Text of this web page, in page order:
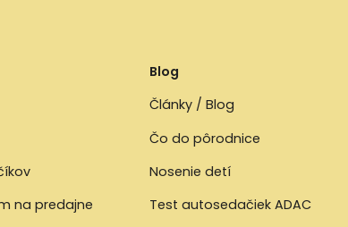
na predajne
Blog
Články / Blog
Čo do pôrodnice
Nosenie detí
Test autosedačiek ADAC